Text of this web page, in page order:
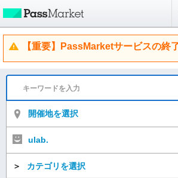
【重要】PassMarketサービスの終
開催地を選択
ulab.
＞ カテゴリを選択